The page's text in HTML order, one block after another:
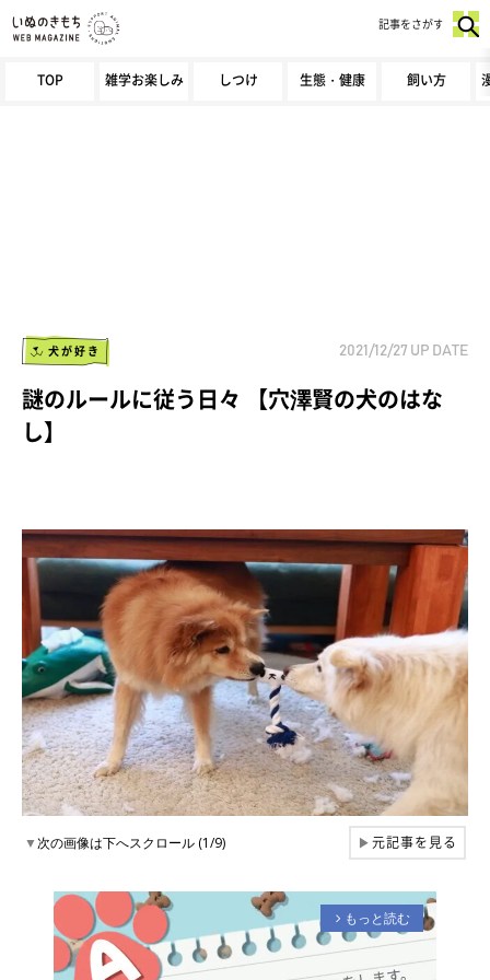
TOP 雑学お楽しみ しつけ 生態・健康 飼い方
記事をさがす
犬が好き 2021/12/27 UP DATE
謎のルールに従う日々 【穴澤賢の犬のはな
し】
▼次の画像は下へスクロール (1/9) ▶元記事を見る
arrow_forward_ios もっと読む